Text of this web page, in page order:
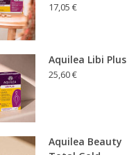
17,05 €
Aquilea Libi Plus
25,60 €
Aquilea Beauty